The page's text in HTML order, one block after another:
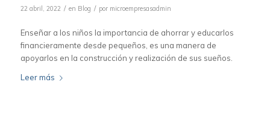
22 abril, 2022 / en Blog / por microempresasadmin
Enseñar a los niños la importancia de ahorrar y educarlos
financieramente desde pequeños, es una manera de
apoyarlos en la construcción y realización de sus sueños.
Leer más